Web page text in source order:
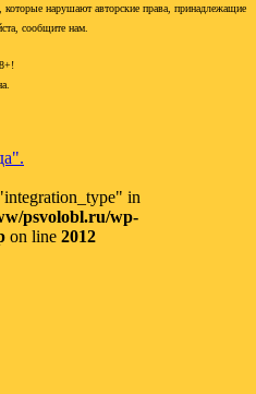
нарушают авторские права, принадлежащие
сообщите нам.
in
psvolobl.ru/wp-
on line 2012